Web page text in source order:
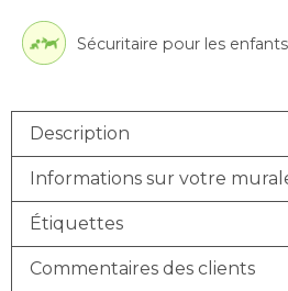
Sécuritaire pour les
Description
Informations sur votre
Étiquettes
Commentaires des clients